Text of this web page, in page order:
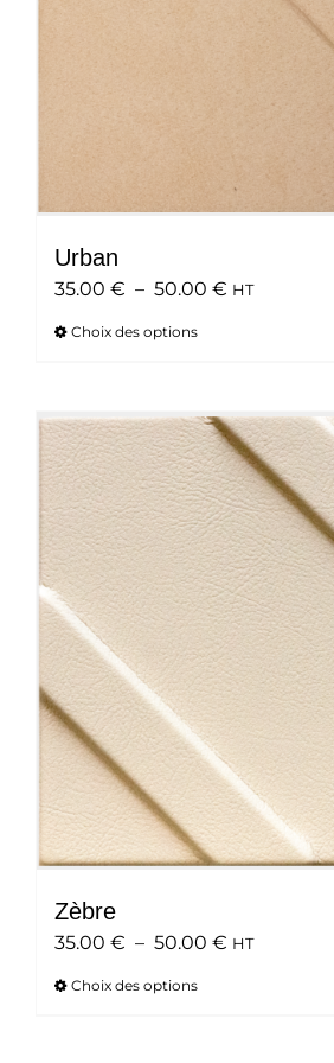
page
Urban
35.00 € – 50.00 € Plage
50.00 €
HT
Choix des optionsCe
plusieurs
variations.
Les
options
peuvent
être
choisies
sur
la
page
du
produit
Zèbre
35.00 € – 50.00 € Plage
HT
Choix des optionsCe